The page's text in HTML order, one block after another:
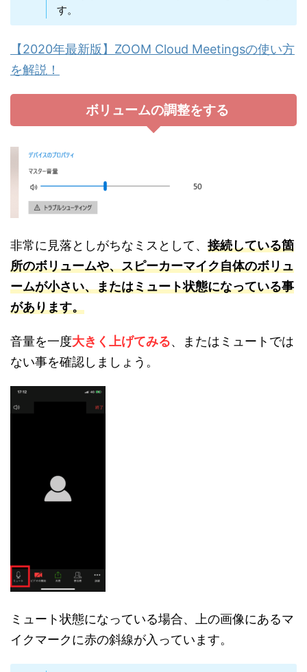
す。
【2020年最新版】ZOOM Cloud Meetingsの使い方
を解説！
ボリュームの調整をする
非常に見落としがちなミスとして、 接続している箇
所のボリュームや、スピーカーマイク自体のボリュ
ームが小さい、またはミュート状態になっている事
があります。
音量を一度大きく上げてみる、またはミュートでは
ない事を確認しましょう。
ミュート状態になっている場合、上の画像にあるマ
イクマークに赤の斜線が入っています。